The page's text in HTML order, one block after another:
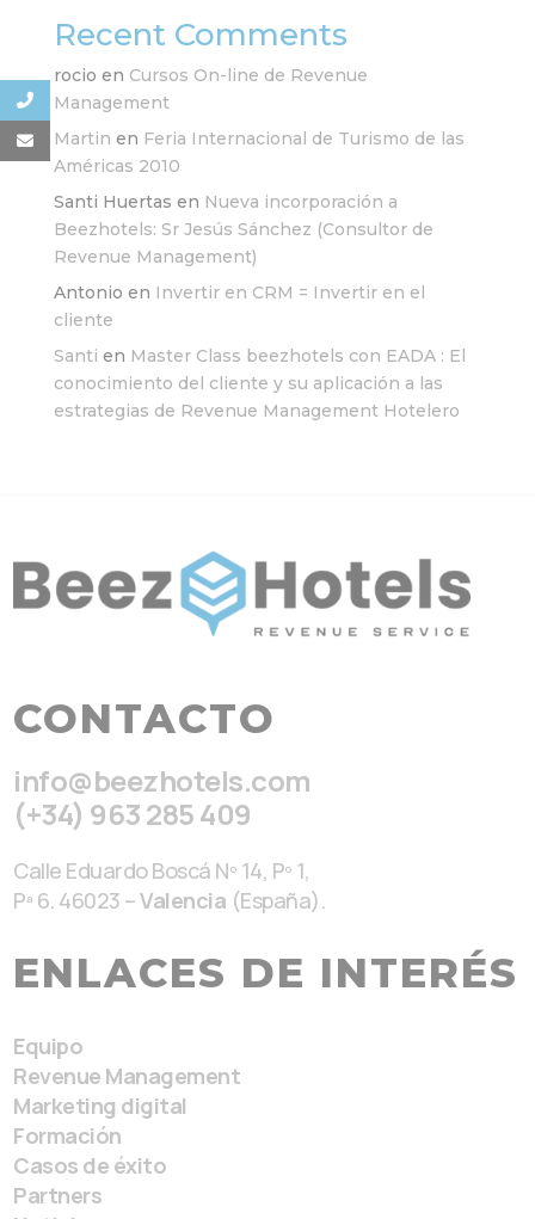
Recent Comments
rocio en Cursos On-line de Revenue
Management
Martin en Feria Internacional de Turismo de las
Américas 2010
Santi Huertas en Nueva incorporación a
Beezhotels: Sr Jesús Sánchez (Consultor de
Revenue Management)
Antonio en Invertir en CRM = Invertir en el
cliente
Santi en Master Class beezhotels con EADA : El
conocimiento del cliente y su aplicación a las
estrategias de Revenue Management Hotelero
CONTACTO
info@beezhotels.com
(+34) 963 285 409
Calle Eduardo Boscá Nº 14, Pº 1,
Pª 6. 46023 –Valencia (España).
ENLACES DE INTERÉS
Equipo
Revenue Management
Marketing digital
Formación
Casos de éxito
Partners